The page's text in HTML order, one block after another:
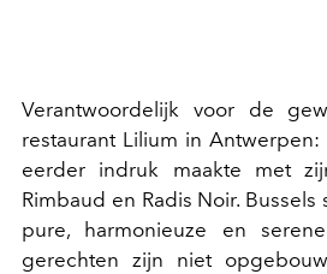
Verantwoordelijk voor de
restaurant Lilium in Antwerpen:
eerder indruk maakte met
Rimbaud en Radis Noir.
pure, harmonieuze en
gerechten zijn niet